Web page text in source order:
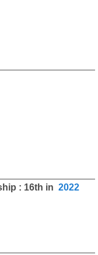
: 16th in 2022